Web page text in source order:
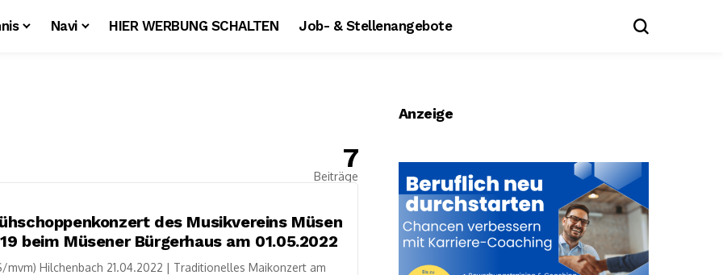
Navi HIER WERBUNG SCHALTEN Job- & Stellenangebote
7
Beiträge
des Musikvereins Müsen
beim Müsener Bürgerhaus am 01.05.2022
mvm) Hilchenbach 21.04.2022 | Traditionelles Maikonzert am
Anzeige